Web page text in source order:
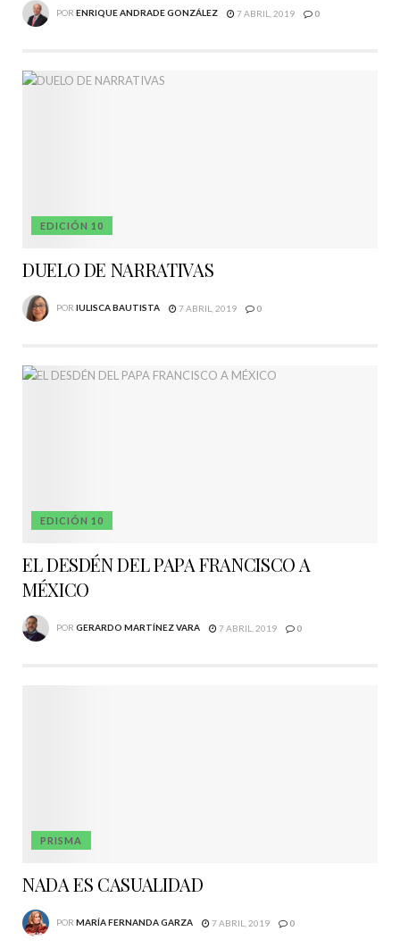
POR ENRIQUE ANDRADE GONZÁLEZ 7 ABRIL, 2019 0
EDICIÓN 10
DUELO DE NARRATIVAS
POR IULISCA BAUTISTA 7 ABRIL, 2019 0
EDICIÓN 10
EL DESDÉN DEL PAPA FRANCISCO A
MÉXICO
POR GERARDO MARTÍNEZ VARA 7 ABRIL, 2019 0
PRISMA
NADA ES CASUALIDAD
POR MARÍA FERNANDA GARZA 7 ABRIL, 2019 0